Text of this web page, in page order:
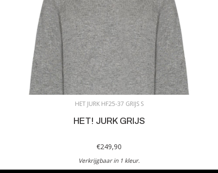
HET JURK HF25-37 GRIJS S
HET! JURK GRIJS
€249,90
Verkrijgbaar in 1 kleur.